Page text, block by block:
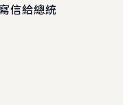
信給總統